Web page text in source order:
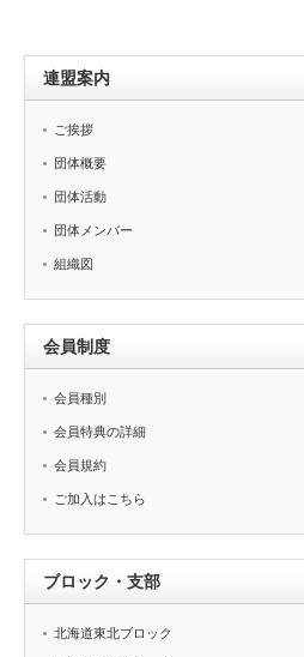
連盟案内
ご挨拶
団体概要
団体活動
団体メンバー
組織図
会員制度
会員種別
会員特典の詳細
会員規約
ご加入はこちら
ブロック・支部
北海道東北ブロック